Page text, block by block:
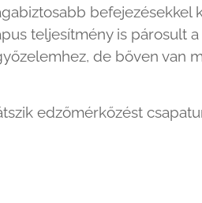
befejezésekkel
teljesítmény is párosult
de bőven van
edzőmérkőzést